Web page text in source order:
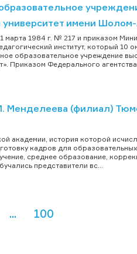
университет имени
1984 г. № 217 и приказом
институт, который 10
образовательное учреждение
Приказом Федерального агентства
Менделеева (филиал)
академии, история которой
кадров для
среднее образование,
представители вс...
... 100